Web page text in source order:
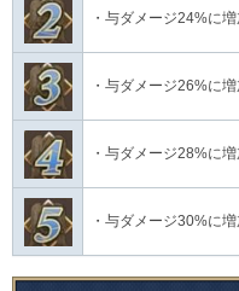
・与ダメージ24%に
・与ダメージ26%に
・与ダメージ28%に
・与ダメージ30%に